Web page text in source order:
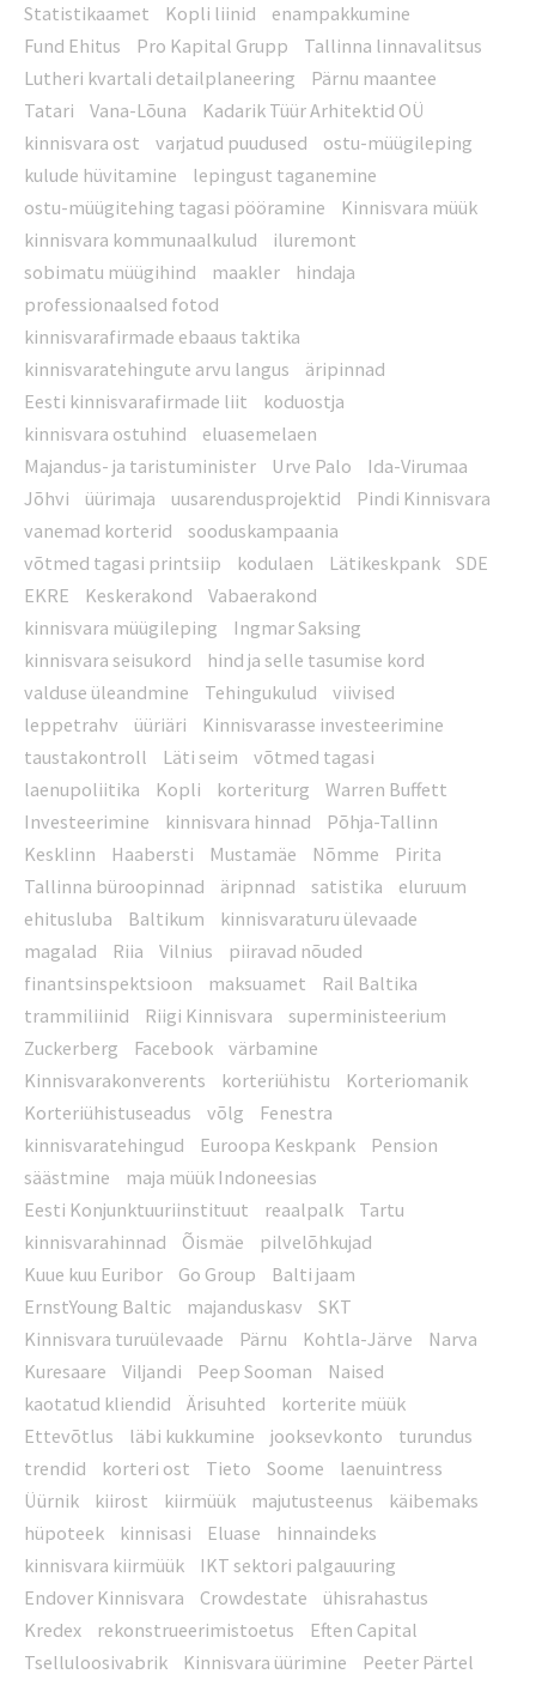
Statistikaamet
Kopli liinid
enampakkumine
Fund Ehitus
Pro Kapital Grupp
Tallinna linnavalitsus
Lutheri kvartali detailplaneering
Pärnu maantee
Tatari
Vana-Lõuna
Kadarik Tüür Arhitektid OÜ
kinnisvara ost
varjatud puudused
ostu-müügileping
kulude hüvitamine
lepingust taganemine
ostu-müügitehing tagasi pööramine
Kinnisvara müük
kinnisvara kommunaalkulud
iluremont
sobimatu müügihind
maakler
hindaja
professionaalsed fotod
kinnisvarafirmade ebaaus taktika
kinnisvaratehingute arvu langus
äripinnad
Eesti kinnisvarafirmade liit
koduostja
kinnisvara ostuhind
eluasemelaen
Majandus- ja taristuminister
Urve Palo
Ida-Virumaa
Jõhvi
üürimaja uusarendusprojektid
Pindi Kinnisvara
vanemad korterid
sooduskampaania
võtmed tagasi printsiip
kodulaen Lätikeskpank
SDE
EKRE
Keskerakond
Vabaerakond
kinnisvara müügileping
Ingmar Saksing
kinnisvara seisukord
hind ja selle tasumise kord
valduse üleandmine
Tehingukulud
viivised
leppetrahv
üüriäri
Kinnisvarasse investeerimine
taustakontroll
Läti seim
võtmed tagasi
laenupoliitika
Kopli korteriturg
Warren Buffett
Investeerimine
kinnisvara hinnad
Põhja-Tallinn
Kesklinn
Haabersti Mustamäe Nõmme
Pirita
Tallinna büroopinnad
äripnnad satistika
eluruum
ehitusluba
Baltikum
kinnisvaraturu ülevaade
magalad
Riia Vilnius
piiravad nõuded
finantsinspektsioon
maksuamet
Rail Baltika
trammiliinid
Riigi Kinnisvara
superministeerium
Zuckerberg
Facebook
värbamine
Kinnisvarakonverents
korteriühistu
Korteriomanik
Korteriühistuseadus
võlg
Fenestra
kinnisvaratehingud
Euroopa Keskpank
Pension
säästmine
maja müük Indoneesias
Eesti Konjunktuuriinstituut
reaalpalk
Tartu
kinnisvarahinnad
Õismäe
pilvelõhkujad
Kuue kuu Euribor
Go Group
Balti jaam
ErnstYoung Baltic
majanduskasv
SKT
Kinnisvara turuülevaade
Pärnu Kohtla-Järve
Narva
Kuresaare
Viljandi Peep Sooman
Naised
kaotatud kliendid
Ärisuhted
korterite müük
Ettevõtlus
läbi kukkumine jooksevkonto
turundus
trendid
korteri ost Tieto Soome
laenuintress
Üürnik
kiirost kiirmüük majutusteenus
käibemaks
hüpoteek
kinnisasi Eluase
hinnaindeks
kinnisvara kiirmüük
IKT sektori palgauuring
Endover Kinnisvara
Crowdestate
ühisrahastus
Kredex
rekonstrueerimistoetus
Eften Capital
Tselluloosivabrik
Kinnisvara üürimine
Peeter Pärtel